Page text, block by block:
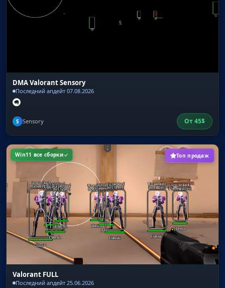
DMA Valorant Sensory
Последний апдейт 07.08.2026
S Sensory От45$
Win11 все сборки Топ продаж
Valorant FULL
Последний апдейт 25.06.2026